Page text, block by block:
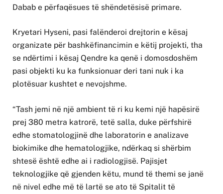
Dabab e përfaqësues të shëndetësisë primare.
Kryetari Hyseni, pasi falënderoi drejtorin e kësaj
organizate për bashkëfinancimin e këtij projekti, tha
se ndërtimi i kësaj Qendre ka qenë i domosdoshëm
pasi objekti ku ka funksionuar deri tani nuk i ka
plotësuar kushtet e nevojshme.
“Tash jemi në një ambient të ri ku kemi një hapësirë
prej 380 metra katrorë, tetë salla, duke përfshirë
edhe stomatologjinë dhe laboratorin e analizave
biokimike dhe hematologjike, ndërkaq si shërbim
shtesë është edhe ai i radiologjisë. Pajisjet
teknologjike që gjenden këtu, mund të themi se janë
në nivel edhe më të lartë se ato të Spitalit të